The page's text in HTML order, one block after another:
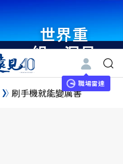
世界重
組・洞見
未來 與
世界領袖
職場雷達
刷手機就能變厲害